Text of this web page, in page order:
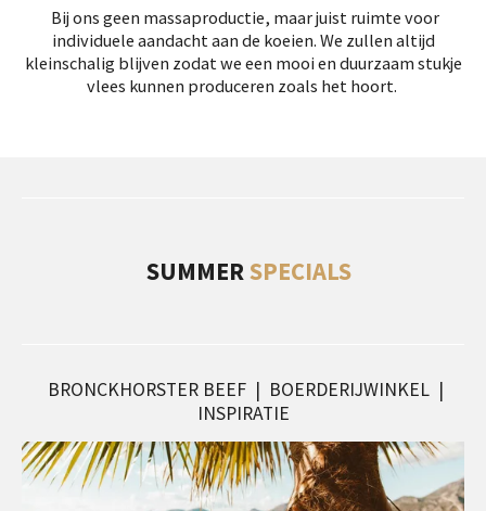
Bij ons geen massaproductie, maar juist ruimte voor
individuele aandacht aan de koeien. We zullen altijd
kleinschalig blijven zodat we een mooi en duurzaam stukje
vlees kunnen produceren zoals het hoort.
SUMMERSPECIALS
BRONCKHORSTER BEEF | BOERDERIJWINKEL |
INSPIRATIE